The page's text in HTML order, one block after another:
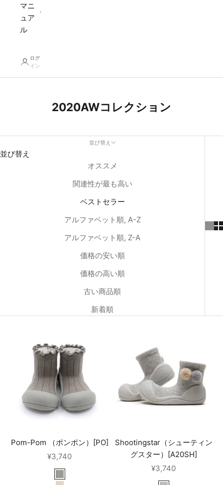
マニ
ュア
ル
ログ
イン
2020AWコレクション
並び替え
並び替え
オススメ
関連性が最も高い
ベストセラー
アルファベット順, A-Z
アルファベット順, Z-A
価格の安い順
価格の高い順
古い商品順
新着順
Pom-Pom （ポンポン）[PO]
セール価格
¥3,740
カーキ
Shootingstar（シューティン
グスター）[A20SH]
セール価格
¥3,740